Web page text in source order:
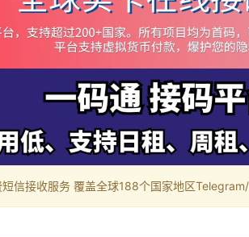
信接收服务 覆盖全球188个国家地区